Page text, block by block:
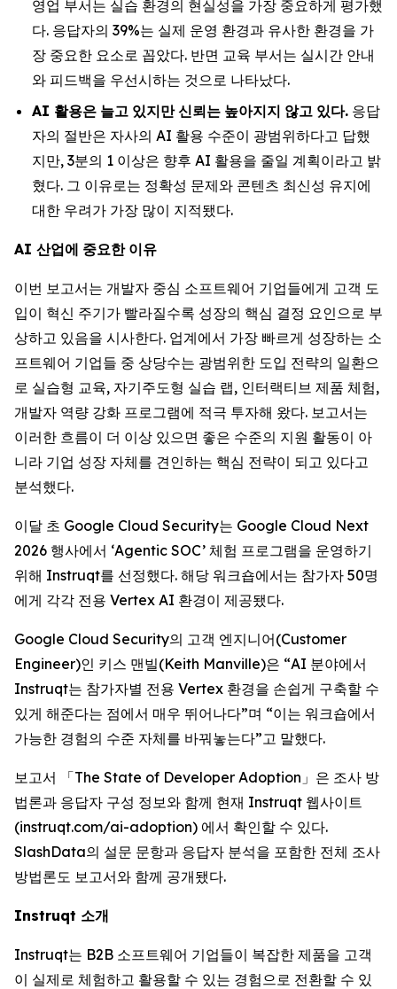
영업 부서는 실습 환경의 현실성을 가장 중요하게 평가했
다. 응답자의 39%는 실제 운영 환경과 유사한 환경을 가
장 중요한 요소로 꼽았다. 반면 교육 부서는 실시간 안내
와 피드백을 우선시하는 것으로 나타났다.
AI 활용은 늘고 있지만 신뢰는 높아지지 않고 있다. 응답
자의 절반은 자사의 AI 활용 수준이 광범위하다고 답했
지만, 3분의 1 이상은 향후 AI 활용을 줄일 계획이라고 밝
혔다. 그 이유로는 정확성 문제와 콘텐츠 최신성 유지에
대한 우려가 가장 많이 지적됐다.
AI 산업에 중요한 이유
이번 보고서는 개발자 중심 소프트웨어 기업들에게 고객 도
입이 혁신 주기가 빨라질수록 성장의 핵심 결정 요인으로 부
상하고 있음을 시사한다. 업계에서 가장 빠르게 성장하는 소
프트웨어 기업들 중 상당수는 광범위한 도입 전략의 일환으
로 실습형 교육, 자기주도형 실습 랩, 인터랙티브 제품 체험,
개발자 역량 강화 프로그램에 적극 투자해 왔다. 보고서는
이러한 흐름이 더 이상 있으면 좋은 수준의 지원 활동이 아
니라 기업 성장 자체를 견인하는 핵심 전략이 되고 있다고
분석했다.
이달 초 Google Cloud Security는 Google Cloud Next
2026 행사에서 ‘Agentic SOC’ 체험 프로그램을 운영하기
위해 Instruqt를 선정했다. 해당 워크숍에서는 참가자 50명
에게 각각 전용 Vertex AI 환경이 제공됐다.
Google Cloud Security의 고객 엔지니어(Customer
Engineer)인 키스 맨빌(Keith Manville)은 “AI 분야에서
Instruqt는 참가자별 전용 Vertex 환경을 손쉽게 구축할 수
있게 해준다는 점에서 매우 뛰어나다”며 “이는 워크숍에서
가능한 경험의 수준 자체를 바꿔놓는다”고 말했다.
보고서 「The State of Developer Adoption 」은 조사 방
법론과 응답자 구성 정보와 함께 현재 Instruqt 웹사이트
(instruqt.com/ai-adoption) 에서 확인할 수 있다.
SlashData의 설문 문항과 응답자 분석을 포함한 전체 조사
방법론도 보고서와 함께 공개됐다.
Instruqt 소개
Instruqt는 B2B 소프트웨어 기업들이 복잡한 제품을 고객
이 실제로 체험하고 활용할 수 있는 경험으로 전환할 수 있